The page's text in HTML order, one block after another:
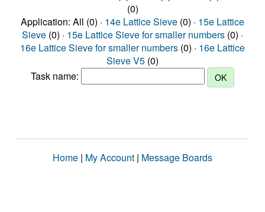
(0)
Application: All (0) · 14e Lattice Sieve (0) · 15e Lattice
Sieve (0) · 15e Lattice Sieve for smaller numbers (0) ·
16e Lattice Sieve for smaller numbers (0) · 16e Lattice
Sieve V5 (0)
Task name:
Home | My Account | Message Boards